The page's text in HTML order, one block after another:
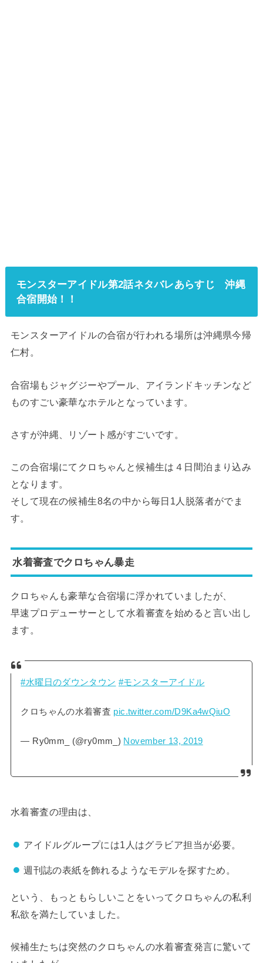
モンスターアイドル第2話ネタバレあらすじ 沖縄
合宿開始！！
モンスターアイドルの合宿が行われる場所は沖縄県今帰
仁村。
合宿場もジャグジーやプール、アイランドキッチンなど
ものすごい豪華なホテルとなっています。
さすが沖縄、リゾート感がすごいです。
この合宿場にてクロちゃんと候補生は４日間泊まり込み
となります。
そして現在の候補生8名の中から毎日1人脱落者がでま
す。
水着審査でクロちゃん暴走
クロちゃんも豪華な合宿場に浮かれていましたが、
早速プロデューサーとして水着審査を始めると言い出し
ます。
#水曜日のダウンタウン #モンスターアイドル
クロちゃんの水着審査 pic.twitter.com/D9Ka4wQiuO
— Ry0mm_ (@ry0mm_) November 13, 2019
水着審査の理由は、
アイドルグループには1人はグラビア担当が必要。
週刊誌の表紙を飾れるようなモデルを探すため。
という、もっともらしいことをいってクロちゃんの私利
私欲を満たしていました。
候補生たちは突然のクロちゃんの水着審査発言に驚いて